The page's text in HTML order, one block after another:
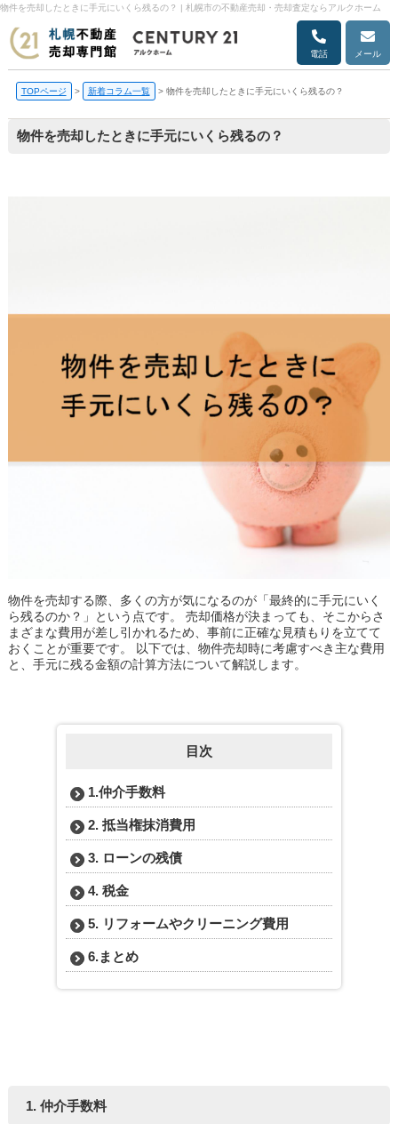
物件を売却したときに手元にいくら残るの？ | 札幌市の不動産売却・売却査定ならアルクホーム
電話 メール
TOPページ > 新着コラム一覧 > 物件を売却したときに手元にいくら残るの？
物件を売却したときに手元にいくら残るの？
物件を売却する際、多くの方が気になるのが「最終的に手元にいく
ら残るのか？」という点です。 売却価格が決まっても、そこからさ
まざまな費用が差し引かれるため、事前に正確な見積もりを立てて
おくことが重要です。 以下では、物件売却時に考慮すべき主な費用
と、手元に残る金額の計算方法について解説します。
目次
1.仲介手数料
2. 抵当権抹消費用
3. ローンの残債
4. 税金
5. リフォームやクリーニング費用
6.まとめ
1. 仲介手数料